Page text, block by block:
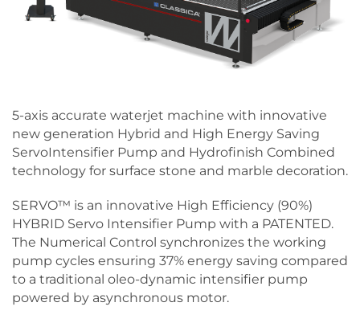
5-axis accurate waterjet machine with innovative
new generation Hybrid and High Energy Saving
ServoIntensifier Pump and Hydrofinish Combined
technology for surface stone and marble decoration.
SERVO™ is an innovative High Efficiency (90%)
HYBRID Servo Intensifier Pump with a PATENTED.
The Numerical Control synchronizes the working
pump cycles ensuring 37% energy saving compared
to a traditional oleo-dynamic intensifier pump
powered by asynchronous motor.